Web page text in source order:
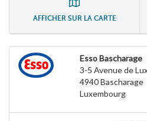
AFFICHER SUR LA CARTE
Esso Bascharage
3-5 Avenue de
4940Bascharage
Luxembourg